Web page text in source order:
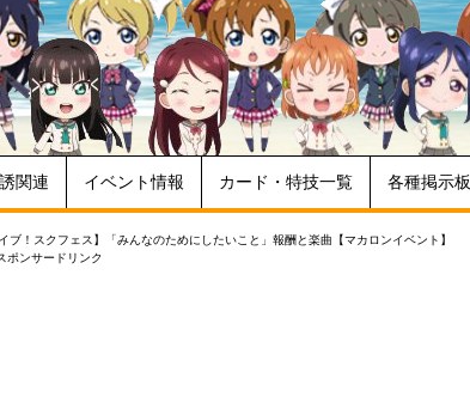
関連 イベント情報 カード・特技一覧 各種掲示板
ブ！スクフェス】「みんなのためにしたいこと」報酬と楽曲【マカロンイベント】
ポンサードリンク